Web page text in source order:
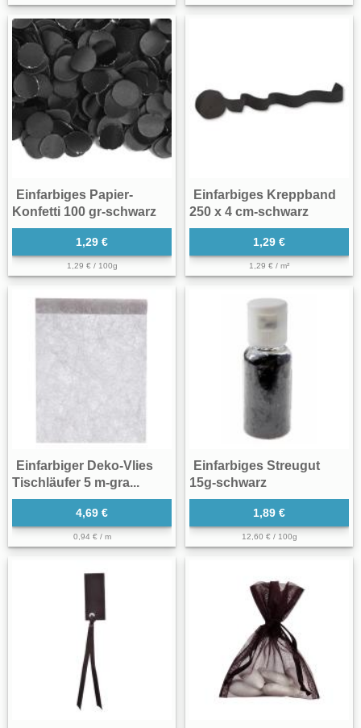
Einfarbiges Papier-
Konfetti 100 gr-schwarz
1,29 €
1,29 € / 100g
Einfarbiges Kreppband
250 x 4 cm-schwarz
1,29 €
1,29 € / m²
Einfarbiger Deko-Vlies
Tischläufer 5 m-gra...
4,69 €
0,94 € / m
Einfarbiges Streugut
15g-schwarz
1,89 €
12,60 € / 100g